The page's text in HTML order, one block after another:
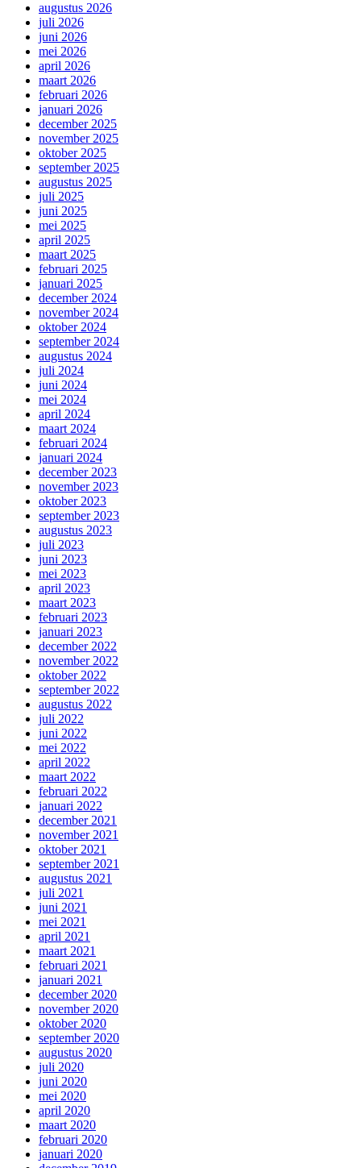
augustus 2026
juli 2026
juni 2026
mei 2026
april 2026
maart 2026
februari 2026
januari 2026
december 2025
november 2025
oktober 2025
september 2025
augustus 2025
juli 2025
juni 2025
mei 2025
april 2025
maart 2025
februari 2025
januari 2025
december 2024
november 2024
oktober 2024
september 2024
augustus 2024
juli 2024
juni 2024
mei 2024
april 2024
maart 2024
februari 2024
januari 2024
december 2023
november 2023
oktober 2023
september 2023
augustus 2023
juli 2023
juni 2023
mei 2023
april 2023
maart 2023
februari 2023
januari 2023
december 2022
november 2022
oktober 2022
september 2022
augustus 2022
juli 2022
juni 2022
mei 2022
april 2022
maart 2022
februari 2022
januari 2022
december 2021
november 2021
oktober 2021
september 2021
augustus 2021
juli 2021
juni 2021
mei 2021
april 2021
maart 2021
februari 2021
januari 2021
december 2020
november 2020
oktober 2020
september 2020
augustus 2020
juli 2020
juni 2020
mei 2020
april 2020
maart 2020
februari 2020
januari 2020